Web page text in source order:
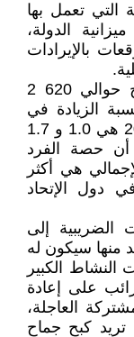
التي تعمل بها
الدولة،
بالإيرادات
بلغ الناتج المحلي الإجمالي في النرويج حوالي 620 2
2015 . كانت نسبة الزيادة في
الأعوام 2016 ، 2017 والمتوقع في 2018 هي 1.0 و 1.7
أن حصة الفرد
هي أكثر
في دول الإتحاد
الضريبية إلى
منها سيكون له
الكبير
على إعادة
العاجلة،
كبح جماح